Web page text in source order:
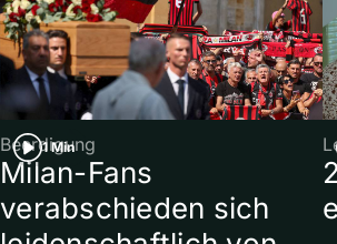
1 Min
Beerdigung
Milan-Fans
verabschieden sich